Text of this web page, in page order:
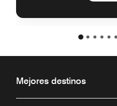
Mejores destinos